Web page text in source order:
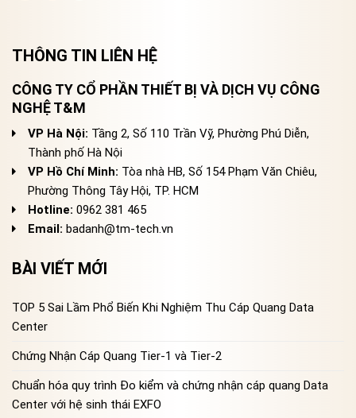
THÔNG TIN LIÊN HỆ
CÔNG TY CỔ PHẦN THIẾT BỊ VÀ DỊCH VỤ CÔNG
NGHỆ T&M
VP Hà Nội: Tầng 2, Số 110 Trần Vỹ, Phường Phú Diễn,
Thành phố Hà Nội
VP Hồ Chí Minh: Tòa nhà HB, Số 154 Phạm Văn Chiêu,
Phường Thông Tây Hội, TP. HCM
Hotline: 0962 381 465
Email: badanh@tm-tech.vn
BÀI VIẾT MỚI
TOP 5 Sai Lầm Phổ Biến Khi Nghiệm Thu Cáp Quang Data
Center
Chứng Nhận Cáp Quang Tier-1 và Tier-2
Chuẩn hóa quy trình Đo kiểm và chứng nhận cáp quang Data
Center với hệ sinh thái EXFO